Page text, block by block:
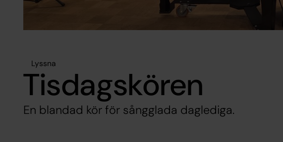
Lyssna
Tisdagskören
En blandad kör för sångglada daglediga.